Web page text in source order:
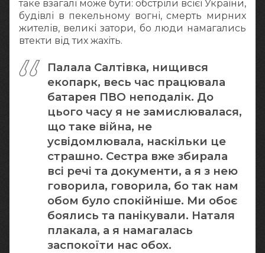
таке взагалі може бути: обстріли всієї України,
будівлі в пекельному вогні, смерть мирних
жителів, великі затори, бо люди намагались
втекти від тих жахіть.
Палала Салтівка, нищився
екопарк, весь час працювала
батарея ПВО неподалік. До
цього часу я не замислювалася,
що таке війна, не
усвідомлювала, наскільки це
страшно. Сестра вже збирала
всі речі та документи, а я з нею
говорила, говорила, бо так нам
обом було спокійніше. Ми обоє
боялись та панікували. Наталя
плакала, а я намагалась
заспокоїти нас обох.